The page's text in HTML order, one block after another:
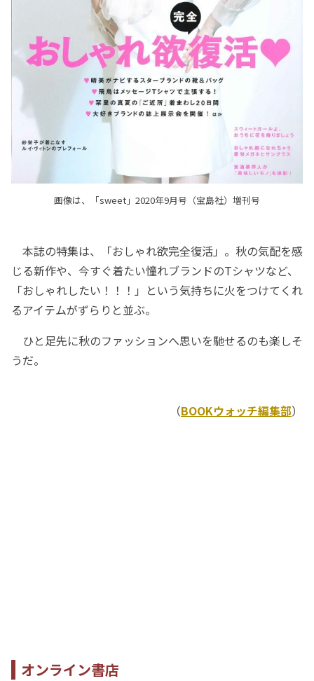
画像は、「sweet」2020年9月号（宝島社）増刊号
本誌の特集は、「おしゃれ欲完全復活」。秋の気配を感
じる新作や、今すぐ着たい憧れブランドのTシャツなど、
「おしゃれしたい！！！」という気持ちに火をつけてくれ
るアイテムがずらりと並ぶ。
ひと足先に秋のファッションへ思いを馳せるのも楽しそ
うだ。
（BOOKウォッチ編集部）
オンライン書店